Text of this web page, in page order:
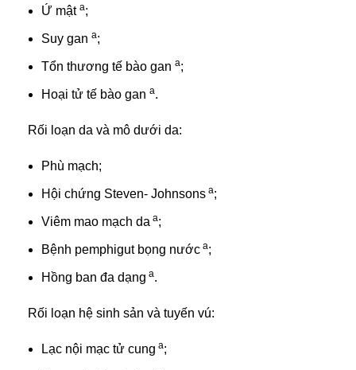
Ứ mật a;
Suy gan a;
Tổn thương tế bào gan a;
Hoại tử tế bào gan a.
Rối loạn da và mô dưới da:
Phù mạch;
Hội chứng Steven- Johnsons a;
Viêm mao mạch da a;
Bệnh pemphigut bọng nước a;
Hồng ban đa dạng a.
Rối loạn hệ sinh sản và tuyến vú:
Lạc nội mạc tử cung a;